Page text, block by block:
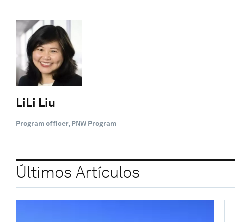
LiLi Liu
Program officer, PNW Program
Últimos Artículos